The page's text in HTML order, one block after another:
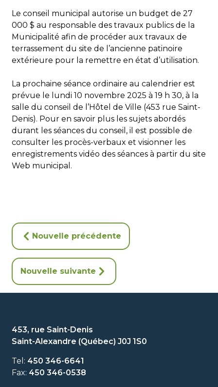
Le conseil municipal autorise un budget de 27
000 $ au responsable des travaux publics de la
Municipalité afin de procéder aux travaux de
terrassement du site de l’ancienne patinoire
extérieure pour la remettre en état d’utilisation.
La prochaine séance ordinaire au calendrier est
prévue le lundi 10 novembre 2025 à 19 h 30, à la
salle du conseil de l’Hôtel de Ville (453 rue Saint-
Denis). Pour en savoir plus les sujets abordés
durant les séances du conseil, il est possible de
consulter les procès-verbaux et visionner les
enregistrements vidéo des séances à partir du site
Web municipal.
Nouvelle précédente
Nouvelle suivante
453, rue Saint-Denis
Saint-Alexandre (Québec) J0J 1S0
Tel: 450 346-6641
Fax: 450 346-0538